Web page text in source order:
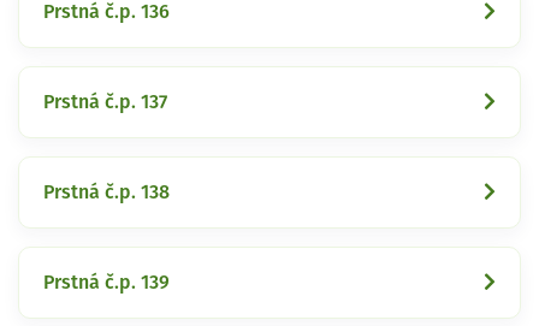
Prstná č.p. 136
Prstná č.p. 137
Prstná č.p. 138
Prstná č.p. 139